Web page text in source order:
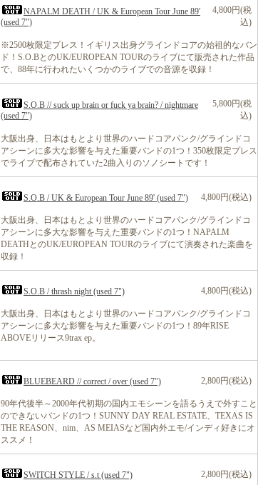
NAPALM DEATH / UK & European Tour June 89'
(used 7")
4,800円(税
込)
※2500枚限定プレス！イギリス出身グラインドコアの始祖的なバン
ド！S.O.BとのUK/EUROPEAN TOURのライブにて販売された作品
で、88年に行われたいくつかのライブでの音源を収録！
S.O.B // suck up brain or fuck ya brain? / nightmare
(used 7")
5,800円(税
込)
大阪出身、日本はもとより世界のハードコアパンク/グラインドコ
アシーンに多大な影響を与えた重要バンドの1つ！350枚限定プレス
でライブで配布されていた2曲入りのソノシートです！
S.O.B / UK & European Tour June 89' (used 7") 4,800円(税込)
大阪出身、日本はもとより世界のハードコアパンク/グラインドコ
アシーンに多大な影響を与えた重要バンドの1つ！NAPALM
DEATHとのUK/EUROPEAN TOURのライブにて演奏された楽曲を
収録！
S.O.B / thrash night (used 7") 4,800円(税込)
大阪出身、日本はもとより世界のハードコアパンク/グラインドコ
アシーンに多大な影響を与えた重要バンドの1つ！89年RISE
ABOVEリリース9trax ep。
BLUEBEARD // correct / over (used 7") 2,800円(税込)
90年代後半～2000年代初期の国内エモシーンを語るうえで外すこと
のできないバンドの1つ！SUNNY DAY REAL ESTATE、TEXAS IS
THE REASON、nim、AS MEIASなど国内外エモ/インディ好きにオ
ススメ！
SWITCH STYLE / s.t (used 7") 2,800円(税込)